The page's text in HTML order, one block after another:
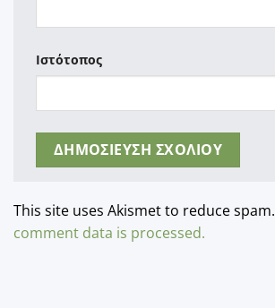
Ιστότοπος
This site uses Akismet to reduce spam.
comment data is processed.